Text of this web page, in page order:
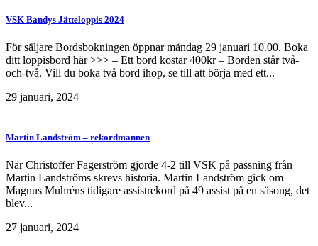
VSK Bandys Jätteloppis 2024
För säljare Bordsbokningen öppnar måndag 29 januari 10.00. Boka
ditt loppisbord här >>> – Ett bord kostar 400kr – Borden står två-
och-två. Vill du boka två bord ihop, se till att börja med ett...
29 januari, 2024
Martin Landström – rekordmannen
När Christoffer Fagerström gjorde 4-2 till VSK på passning från
Martin Landströms skrevs historia. Martin Landström gick om
Magnus Muhréns tidigare assistrekord på 49 assist på en säsong, det
blev...
27 januari, 2024